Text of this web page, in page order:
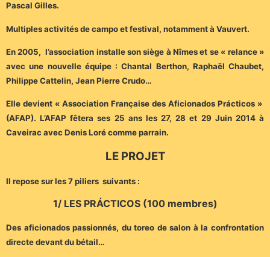
Pascal Gilles.
Multiples activités de campo et festival, notamment à Vauvert.
En 2005, l’association installe son siège à Nîmes et se « relance »
avec une nouvelle équipe : Chantal Berthon, Raphaël Chaubet,
Philippe Cattelin, Jean Pierre Crudo…
Elle devient « Association Française des Aficionados Prácticos »
(AFAP). L’AFAP fêtera ses 25 ans les 27, 28 et 29 Juin 2014 à
Caveirac avec Denis Loré comme parrain.
LE PROJET
Il repose sur les 7 piliers suivants :
1/ LES PRÁCTICOS (100 membres)
Des aficionados passionnés, du toreo de salon à la confrontation
directe devant du bétail…